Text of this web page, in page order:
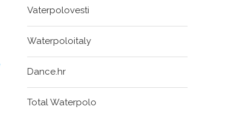
Vaterpolovesti
Waterpoloitaly
Dance.hr
Total Waterpolo